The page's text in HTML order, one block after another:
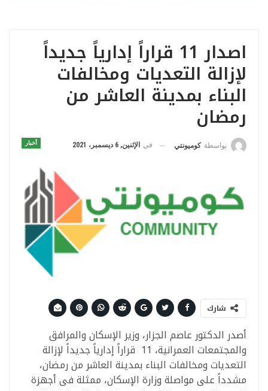
اصدار 11 قراراً إدارياً جديداً
لإزالة التعديات ومخالفات
البناء بمدينة العاشر من
رمضان
أخبار بواسطة كوميونتي في الإثنين, 6 ديسمبر، 2021
شارك
أصدر الدكتور عاصم الجزار، وزير الإسكان والمرافق
والمجتمعات العمرانية، 11 قراراً إدارياً جديداً لإزالة
التعديات ومخالفات البناء بمدينة العاشر من رمضان،
مشدداً على مواصلة وزارة الإسكان، ممثلة فى أجهزة